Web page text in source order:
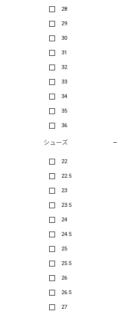
28
29
30
31
32
33
34
35
36
シューズ
22
22.5
23
23.5
24
24.5
25
25.5
26
26.5
27